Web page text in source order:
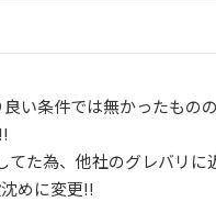
い条件では無かったもの
た為、他社のグレバリに
めに変更!!